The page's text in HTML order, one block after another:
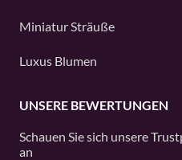
Miniatur Sträuße
Luxus Blumen
UNSERE BEWERTUNGEN
Schauen Sie sich unsere
an